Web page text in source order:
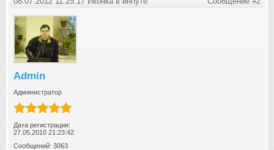
Admin
Администратор
Дата регистрации:
27.05.2010 21:23:42
Сообщений: 3063